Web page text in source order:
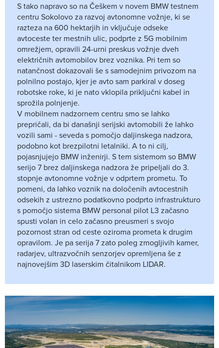
S tako napravo so na Češkem v novem BMW testnem
centru Sokolovo za razvoj avtonomne vožnje, ki se
razteza na 600 hektarjih in vključuje odseke
avtoceste ter mestnih ulic, podprte z 5G mobilnim
omrežjem, opravili 24-urni preskus vožnje dveh
električnih avtomobilov brez voznika. Pri tem so
natančnost dokazovali še s samodejnim privozom na
polnilno postajo, kjer je avto sam parkiral v doseg
robotske roke, ki je nato vklopila priključni kabel in
sprožila polnjenje.
V mobilnem nadzornem centru smo se lahko
prepričali, da bi današnji serijski avtomobili že lahko
vozili sami - seveda s pomočjo daljinskega nadzora,
podobno kot brezpilotni letalniki. A to ni cilj,
pojasnjujejo BMW inženirji. S tem sistemom so BMW
serijo 7 brez daljinskega nadzora že pripeljali do 3.
stopnje avtonomne vožnje v odprtem prometu. To
pomeni, da lahko voznik na določenih avtocestnih
odsekih z ustrezno podatkovno podprto infrastrukturo
s pomočjo sistema BMW personal pilot L3 začasno
spusti volan in celo začasno preusmeri s svojo
pozornost stran od ceste oziroma prometa k drugim
opravilom. Je pa serija 7 zato poleg zmogljivih kamer,
radarjev, ultrazvočnih senzorjev opremljena še z
najnovejšim 3D laserskim čitalnikom LIDAR.